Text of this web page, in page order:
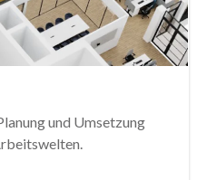
und Umsetzung